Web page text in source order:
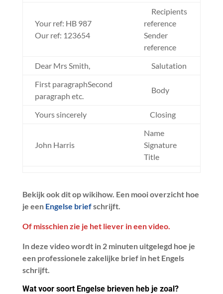
Your ref: HB 987
Our ref: 123654
Recipients
reference
Sender
reference
Dear Mrs Smith,
Salutation
First paragraphSecond
paragraph etc.
Body
Yours sincerely Closing
John Harris
Name
Signature
Title
Bekijk ook dit op wikihow. Een mooi overzicht hoe
je een Engelse briefschrijft.
Of misschien zie je het liever in een video.
In deze video wordt in 2 minuten uitgelegd hoe je
een professionele zakelijke brief in het Engels
schrijft.
Wat voor soort Engelse brieven heb je zoal?